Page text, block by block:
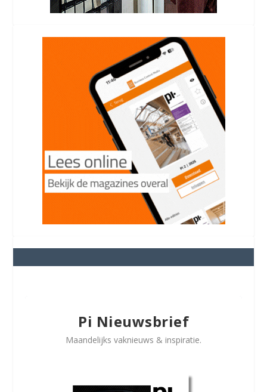
Pi Nieuwsbrief
Maandelijks vaknieuws & inspiratie.